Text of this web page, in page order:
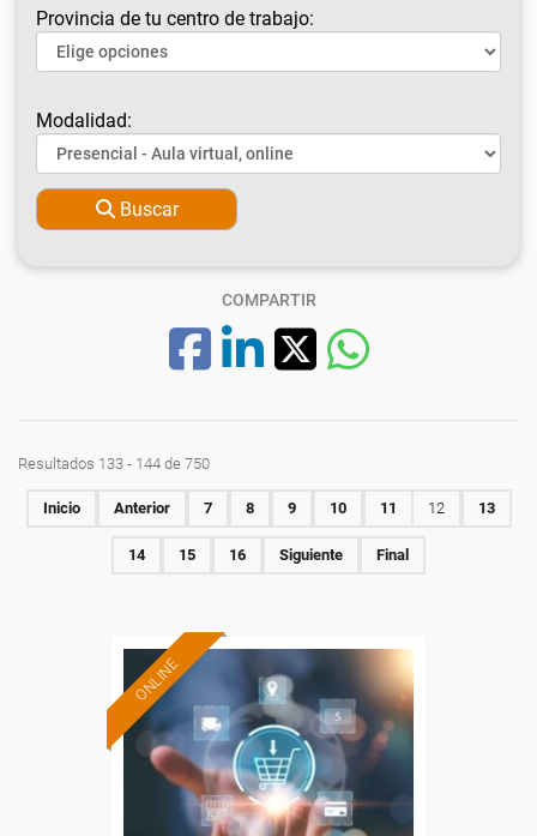
Provincia de tu centro de trabajo:
Modalidad:
Buscar
COMPARTIR
Resultados 133 - 144 de 750
Inicio Anterior 7 8 9 10 11 12 13
14 15 16 Siguiente Final
ONLINE
Formación 100%
subvencionada.
Para desempleados,
trabajadores y autónomos.